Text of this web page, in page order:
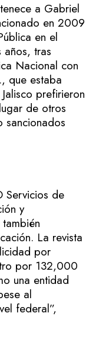
a Gabriel
en 2009
en el
tras
Nacional con
que estaba
prefirieron
de otros
sancionados
Servicios de
y
La revista
por
por 132,000
una entidad
al
federal”,